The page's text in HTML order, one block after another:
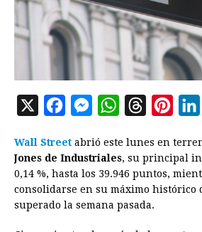
X
c
e
b
o
M
s
s
e
n
W
a
t
s
A
r
e
a
d
n
t
e
Wall Street abrió este lunes en
Jones de Industriales, su principal
0,14 %, hasta los 39.946 puntos,
consolidarse en su máximo histórico
superado la semana pasada.